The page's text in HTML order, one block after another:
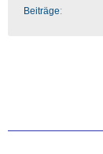
Beiträge